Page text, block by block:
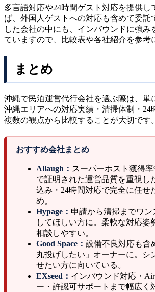
多言語対応や24時間ゲスト対応を提供し
ば、外国人ゲストへの対応も含めて委託
した会社の中にも、インバウンドに強み
ていますので、比較表や各社紹介を参考
まとめ
沖縄で民泊運営代行会社を選ぶ際は、単
沖縄エリアへの対応実績・清掃体制・24
複数の観点から比較することが大切です。
おすすめ会社まとめ
Allaugh： スーパーホスト獲得
で証明された運営品質を重視し
込み・24時間対応で完全に任せ
め。
Hypage： 申請から清掃までワ
してほしい方に。柔軟な対応姿
相談しやすい。
Good Space： 設備不良対応も含
丸投げしたい」オーナーに。シ
せたい方に向いている。
EXseed： インバウンド対応・
ー・許認可サポートまで幅広く